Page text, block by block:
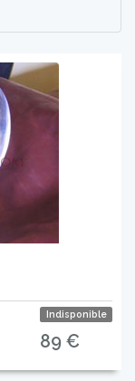
Indisponible
89 €